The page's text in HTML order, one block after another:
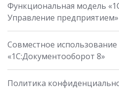
Функциональная модель
Управление предприятием»
Совместное использование
«1С:Документооборот 8»
Политика